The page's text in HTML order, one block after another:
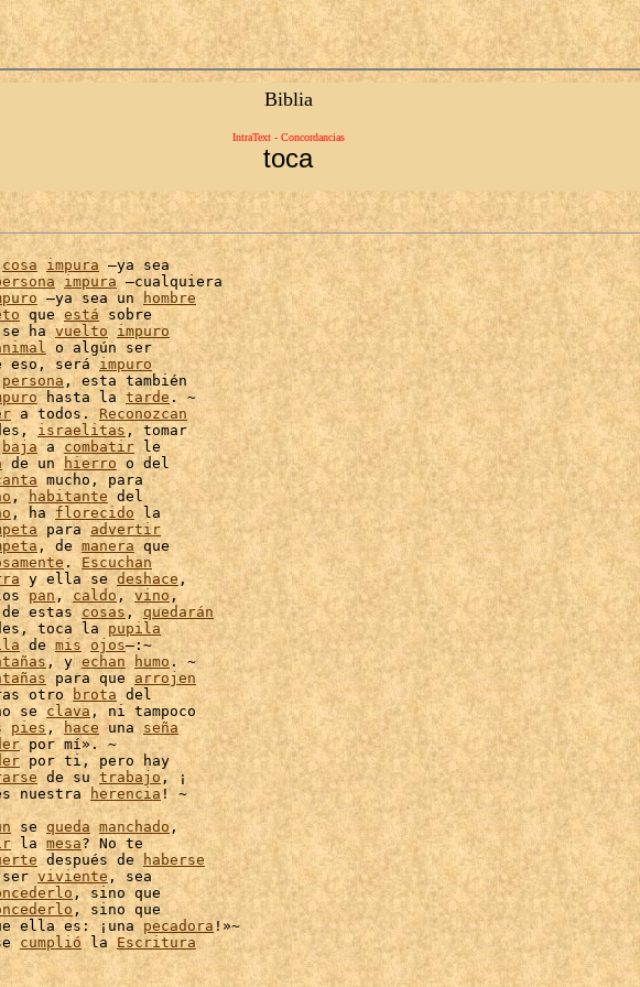
Biblia
IntraText - Concordancias
toca
cosa impura –ya sea
impura –cualquiera
–ya sea un
hombre
que está sobre
ha vuelto
impuro
o algún ser
eso, será impuro
persona , esta también
hasta la tarde
a todos. Reconozcan
israelitas , tomar
baja a combatir le
de un hierro o del
mucho, para
, habitante del
, ha florecido la
para advertir
, de manera que
. Escuchan
y ella se deshace ,
pan, caldo, vino ,
estas cosas , quedarán
toca la pupila
de mis ojos–:~
, y echan humo . ~
para que arrojen
otro brota del
se clava , ni tampoco
pies , hace una seña
por mí». ~
por ti, pero hay
de su trabajo, ¡
nuestra herencia! ~
se queda manchado,
la mesa? No te
después de haberse
viviente , sea
, sino que
ella es: ¡una pecadora !»~
cumplió la Escritura